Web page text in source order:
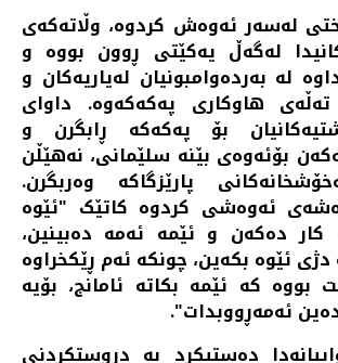
لەسەر ئەوەش کردوە، وڵاتەکەی
لەگەڵ یەکێتی ڕوون بووە و
لە بەردەوامبونیان لەیاریەکان و
هاوکاری پەکەکەوە. داوای
بۆ پەکەکە ڕابگرن و
بۆئەوەی بێنە سلێمانی، نەهێڵن
پارێزگاکە وەربگرن.
ئەوەشی کردوە کاتێک "ئێوە
کار دەکەن و ئێمە ئەمە دەبینین،
ئێوە بکەین، چونکە ئەم ڕێکخراوە
بووە کە ئێمە بکاتە ئامانج، بۆیە
ئەمەڕووبدات".
دەستیکرد بە دروستکردنی